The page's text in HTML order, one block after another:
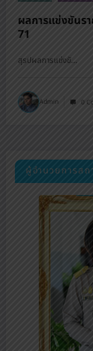
ผลการแข่งขันร
71
สุรปผลการแข่งขั…
Admin 0
ผู้อำนวยการส